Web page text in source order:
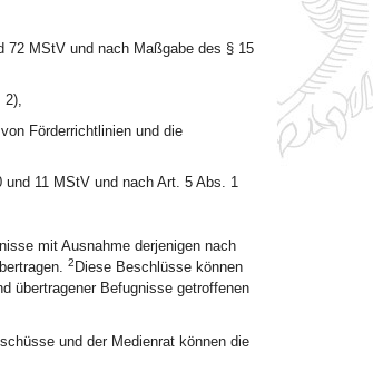
72 MStV und nach Maßgabe des § 15
2),
Förderrichtlinien und die
11 MStV und nach Art. 5 Abs. 1
mit Ausnahme derjenigen nach
2 Diese Beschlüsse können
übertragener Befugnisse getroffenen
und der Medienrat können die